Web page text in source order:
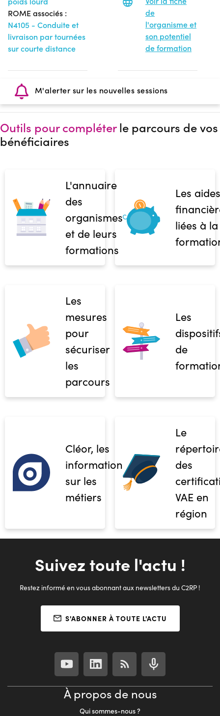
ROME associés :
N4105 - Conduite et
livraison par tournées
sur courte distance
de
l'organisme et
son potentiel
de formation
M'alerter sur les nouvelles sessions
Outils pour compléterle parcours de vos
bénéficiaires
L'annuaire
des
organismes
et de leurs
formations
Les aides
liées à la
Les
mesures
pour
sécuriser
les
parcours
Les
de
Cléor, les
informations
sur les
métiers
Le
des
VAE en
région
Suivez toute l'actu !
Restez informé en vous abonnant aux newsletters du C2RP !
S'ABONNER À TOUTE L'ACTU
À propos de nous
Qui sommes-nous ?